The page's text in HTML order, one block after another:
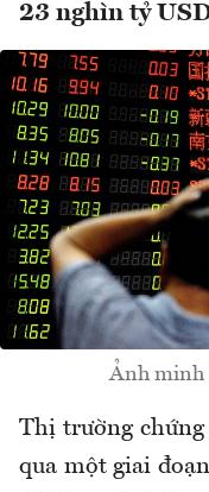
23 nghìn tỷ
Ảnh minh
Thị trường
qua một giai